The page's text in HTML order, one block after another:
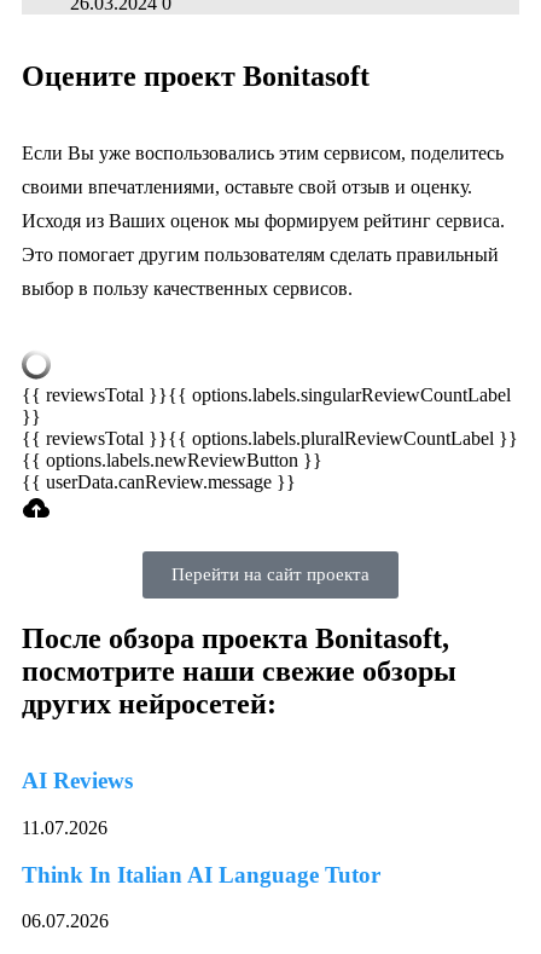
Оцените проект Bonitasoft
Если Вы уже воспользовались этим сервисом, поделитесь
своими впечатлениями, оставьте свой отзыв и оценку.
Исходя из Ваших оценок мы формируем рейтинг сервиса.
Это помогает другим пользователям сделать правильный
выбор в пользу качественных сервисов.
{{ reviewsTotal }}{{ options.labels.singularReviewCountLabel
}}
{{ reviewsTotal }}{{ options.labels.pluralReviewCountLabel }}
{{ options.labels.newReviewButton }}
{{ userData.canReview.message }}
Перейти на сайт проекта
После обзора проекта Bonitasoft,
посмотрите наши свежие обзоры
других нейросетей:
AI Reviews
11.07.2026
Think In Italian AI Language Tutor
06.07.2026